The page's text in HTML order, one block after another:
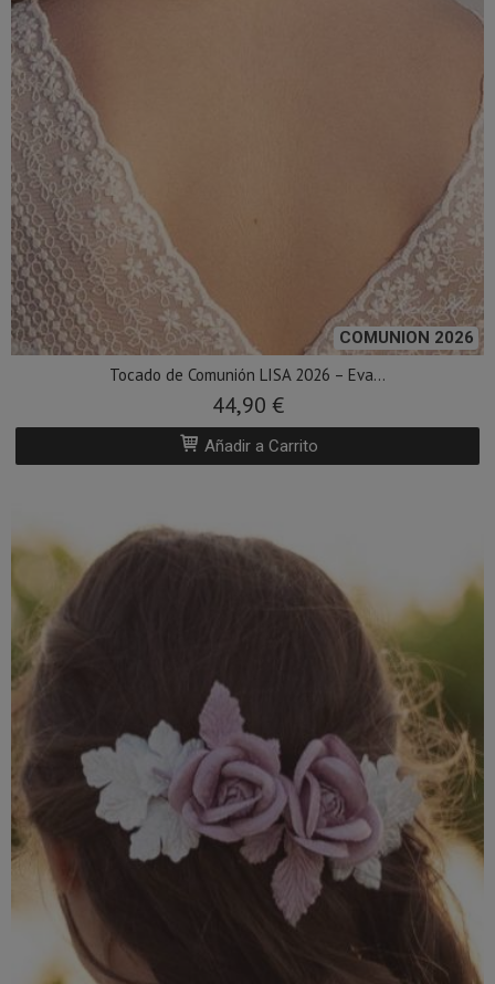
COMUNION 2026
Tocado de Comunión LISA 2026 – Eva...
44,90 €
Añadir a Carrito